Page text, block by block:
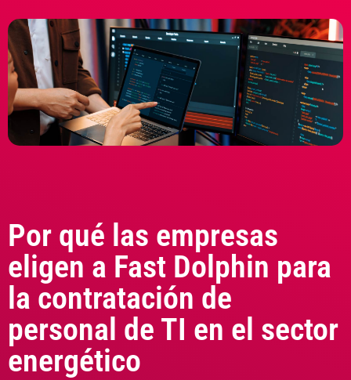
Por qué las empresas
eligen a Fast Dolphin para
la contratación de
personal de TI en el sector
energético